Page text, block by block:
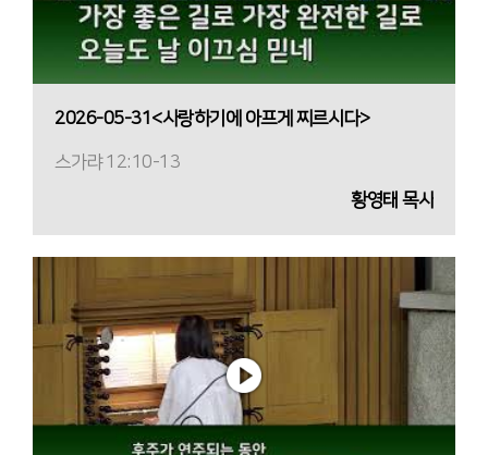
2026-05-31<사랑하기에 아프게 찌르시다>
스가랴 12:10-13
황영태 목사